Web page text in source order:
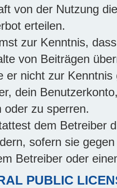
von der Nutzung
erteilen.
zur Kenntnis,
von Beiträgen
er nicht zur
dein
oder zu sperren.
dem Betreiber
sofern sie
Betreiber oder
PUBLIC